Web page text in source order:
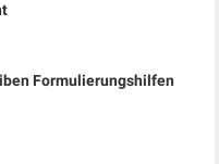
Formulierungshilfen